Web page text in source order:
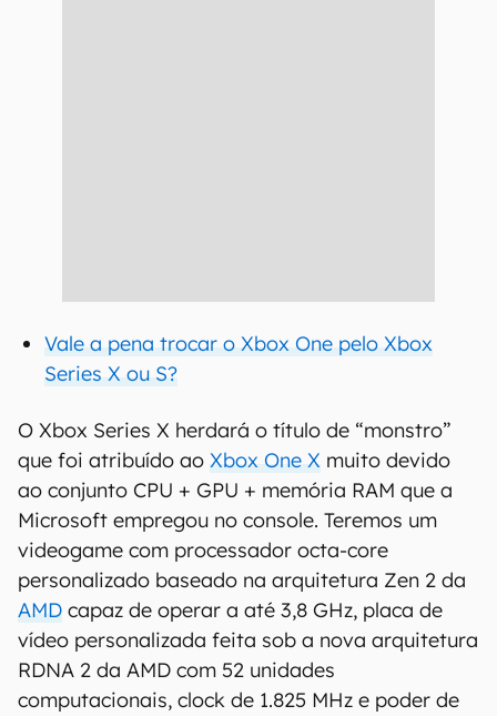
Vale a pena trocar o Xbox One pelo Xbox
Series X ou S?
O Xbox Series X herdará o título de “monstro”
que foi atribuído ao Xbox One X muito devido
ao conjunto CPU + GPU + memória RAM que a
Microsoft empregou no console. Teremos um
videogame com processador octa-core
personalizado baseado na arquitetura Zen 2 da
AMD capaz de operar a até 3,8 GHz, placa de
vídeo personalizada feita sob a nova arquitetura
RDNA 2 da AMD com 52 unidades
computacionais, clock de 1.825 MHz e poder de